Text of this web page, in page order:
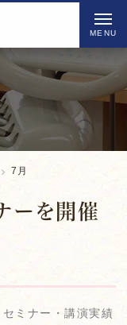
7月
ーを開催
セミナー・講演実績
t
o
g
l
i
o